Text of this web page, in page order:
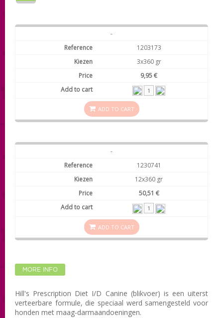
-
1203173
3x360 gr
9,95 €
ADD TO CART
-
1230741
12x360 gr
50,51 €
ADD TO CART
MORE INFO
Hill's Prescription Diet I/D Canine (blikvoer) is een uiterst
verteerbare formule, die speciaal werd samengesteld voor
honden met maag-darmaandoeningen.